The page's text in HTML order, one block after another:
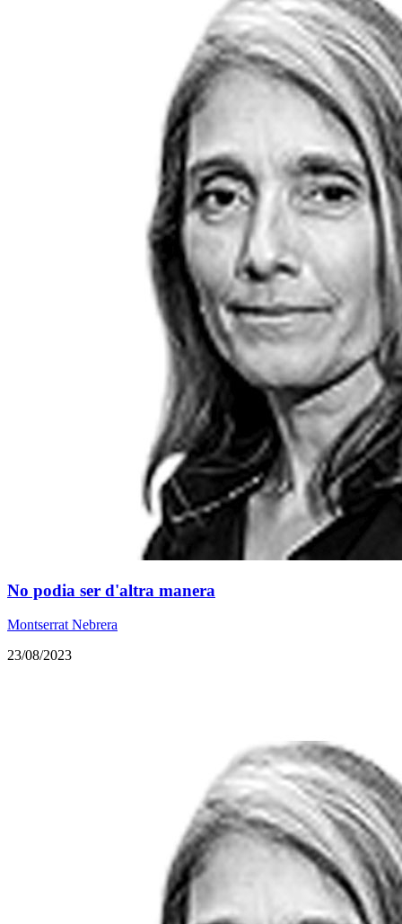
No podia ser d'altra manera
Montserrat Nebrera
23/08/2023